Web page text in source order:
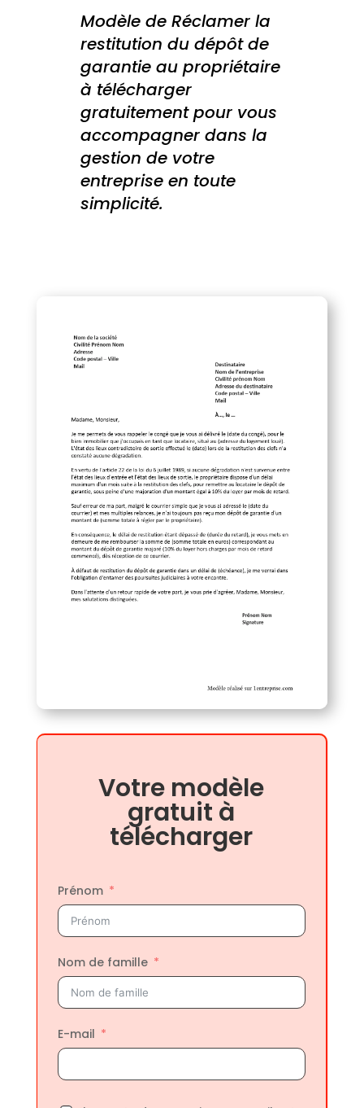
Modèle de Réclamer la
restitution du dépôt de
garantie au propriétaire
à télécharger
gratuitement pour vous
accompagner dans la
gestion de votre
entreprise en toute
simplicité.
Votre modèle
gratuit à
télécharger
Prénom
Nom de famille
E-mail